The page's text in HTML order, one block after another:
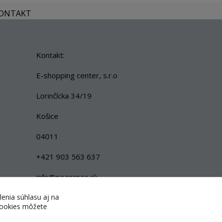
Kontakt:
E-shopping center, s.r.o
Lorinčícka 34/19
Košice
04011
+421 903 563 637
info@pozorpes.sk
súhlasu aj na
môžete